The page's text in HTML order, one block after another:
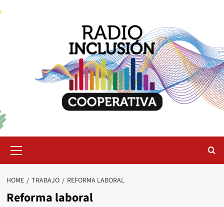
Menu
HOME TRABAJO REFORMA LABORAL
Reforma laboral